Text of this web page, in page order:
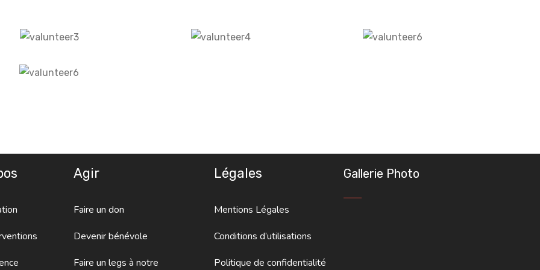
Agir
Faire un don
Devenir bénévole
Faire un legs à notre
Légales
Mentions Légales
Conditions d’utilisations
Politique de confidentialité
Gallerie Photo